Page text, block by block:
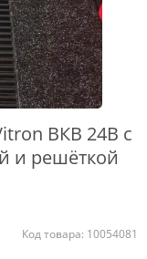
ВКВ 24В с
и решёткой
Код товара: 10054081